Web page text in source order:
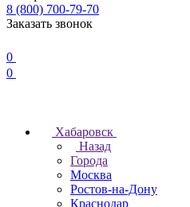
8 (800) 700-79-70
Заказать звонок
0
0
Хабаровск
Назад
Города
Москва
Ростов-на-Дону
Краснодар